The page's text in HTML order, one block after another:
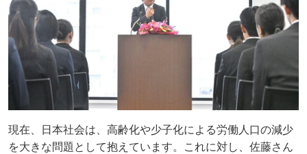
現在、日本社会は、高齢化や少子化による労働人口の減少
を大きな問題として抱えています。これに対し、佐藤さん